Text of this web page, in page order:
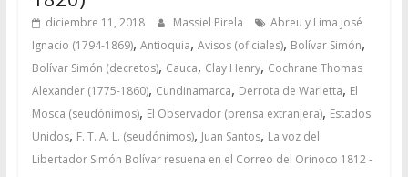
diciembre 11, 2018 Massiel Pirela
Abreu y Lima José
Ignacio (1794-1869), Antioquia, Avisos (oficiales), Bolívar Simón,
Bolívar Simón (decretos), Cauca, Clay Henry, Cochrane Thomas
Alexander (1775-1860), Cundinamarca, Derrota de Warletta, El
Mosca (seudónimos), El Observador (prensa extranjera), Estados
Unidos, F. T. A. L. (seudónimos), Juan Santos, La voz del
Libertador Simón Bolívar resuena en el Correo del Orinoco 1812 -